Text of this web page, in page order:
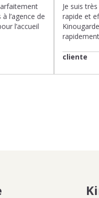
l’agence de
l’accueil
Je suis
rapide et
cliente